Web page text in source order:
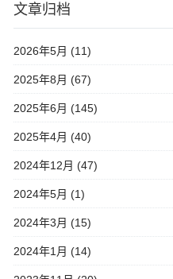
文章归档
2026年5月 (11)
2025年8月 (67)
2025年6月 (145)
2025年4月 (40)
2024年12月 (47)
2024年5月 (1)
2024年3月 (15)
2024年1月 (14)